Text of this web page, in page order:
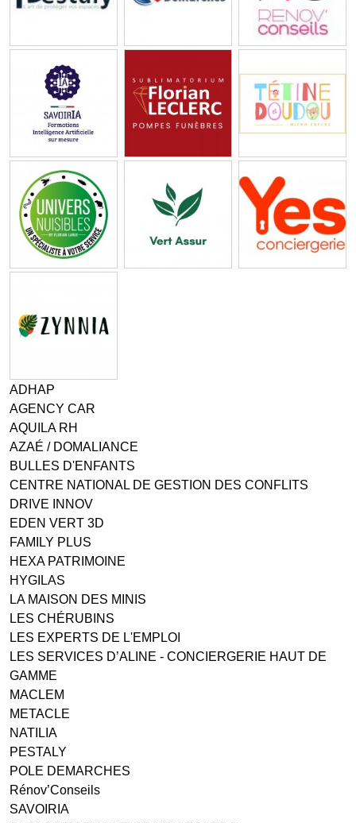
ADHAP
AGENCY CAR
AQUILA RH
AZAÉ / DOMALIANCE
BULLES D'ENFANTS
CENTRE NATIONAL DE GESTION DES CONFLITS
DRIVE INNOV
EDEN VERT 3D
FAMILY PLUS
HEXA PATRIMOINE
HYGILAS
LA MAISON DES MINIS
LES CHÉRUBINS
LES EXPERTS DE L'EMPLOI
LES SERVICES D’ALINE - CONCIERGERIE HAUT DE
GAMME
MACLEM
METACLE
NATILIA
PESTALY
POLE DEMARCHES
Rénov’Conseils
SAVOIRIA